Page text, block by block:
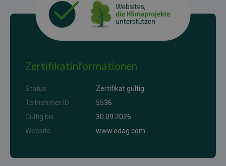
Zertifikatinformationen
Status
Zertifikat gültig
Teilnehmer ID
5536
Gültig bis
30.09.2026
Website
www.edag.com